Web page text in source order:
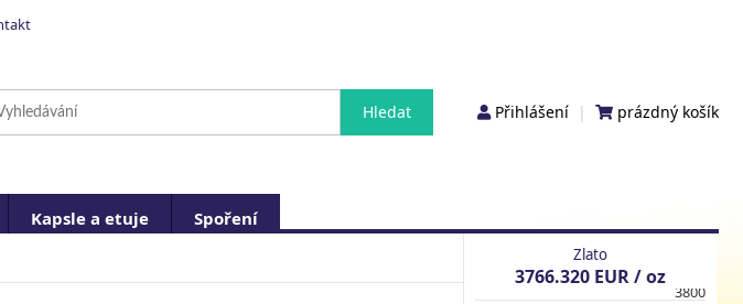
Přihlášení | prázdný košík
Kapsle a etuje Spoření
Zlato
3766.320 EUR / oz
3800